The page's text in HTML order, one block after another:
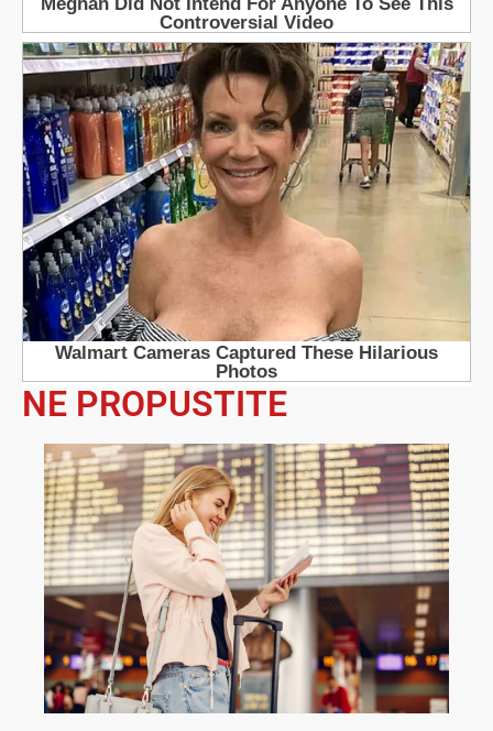
NE PROPUSTITE